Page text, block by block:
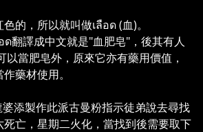
的，所以就叫做เลือด (血)。
翻譯成中文就是"血肥皂"，後其有人
以當肥皂外，原來它亦有藥用價值，
藥材使用。
添製作此派古曼粉指示徒弟說去尋找
亡，星期二火化，當找到後需要取下